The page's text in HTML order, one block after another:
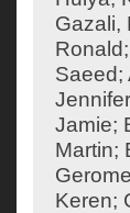
Gazali,
Ronald;
Saeed;
Jennifer
Jamie;
Martin;
Gerome
Keren;